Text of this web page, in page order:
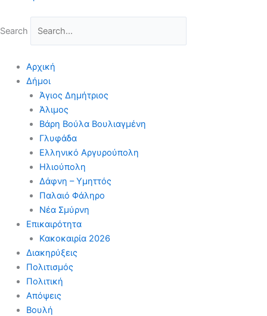
Search
Αρχική
Δήμοι
Άγιος Δημήτριος
Άλιμος
Βάρη Βούλα Βουλιαγμένη
Γλυφάδα
Ελληνικό Αργυρούπολη
Ηλιούπολη
Δάφνη – Υμηττός
Παλαιό Φάληρο
Νέα Σμύρνη
Επικαιρότητα
Κακοκαιρία 2026
Διακηρύξεις
Πολιτισμός
Πολιτική
Απόψεις
Βουλή